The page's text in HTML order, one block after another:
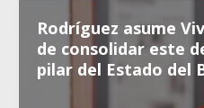
Rodríguez asume
de consolidar este
pilar del Estado del